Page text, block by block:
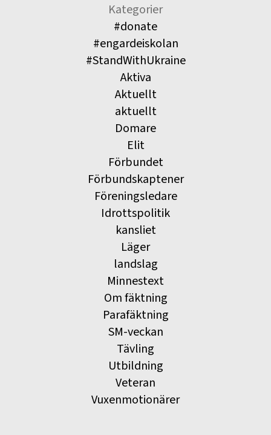
Kategorier
#donate
#engardeiskolan
#StandWithUkraine
Aktiva
Aktuellt
aktuellt
Domare
Elit
Förbundet
Förbundskaptener
Föreningsledare
Idrottspolitik
kansliet
Läger
landslag
Minnestext
Om fäktning
Parafäktning
SM-veckan
Tävling
Utbildning
Veteran
Vuxenmotionärer